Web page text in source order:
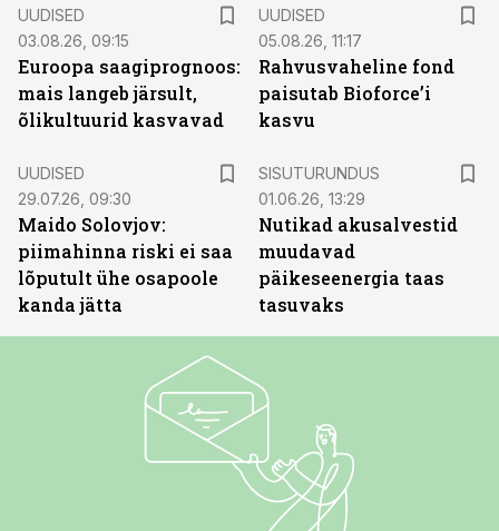
UUDISED
03.08.26, 09:15
Euroopa saagiprognoos:
mais langeb järsult,
õlikultuurid kasvavad
UUDISED
05.08.26, 11:17
Rahvusvaheline fond
paisutab Bioforce’i
kasvu
UUDISED
29.07.26, 09:30
Maido Solovjov:
piimahinna riski ei saa
lõputult ühe osapoole
kanda jätta
SISUTURUNDUS
01.06.26, 13:29
Nutikad akusalvestid
muudavad
päikeseenergia taas
tasuvaks